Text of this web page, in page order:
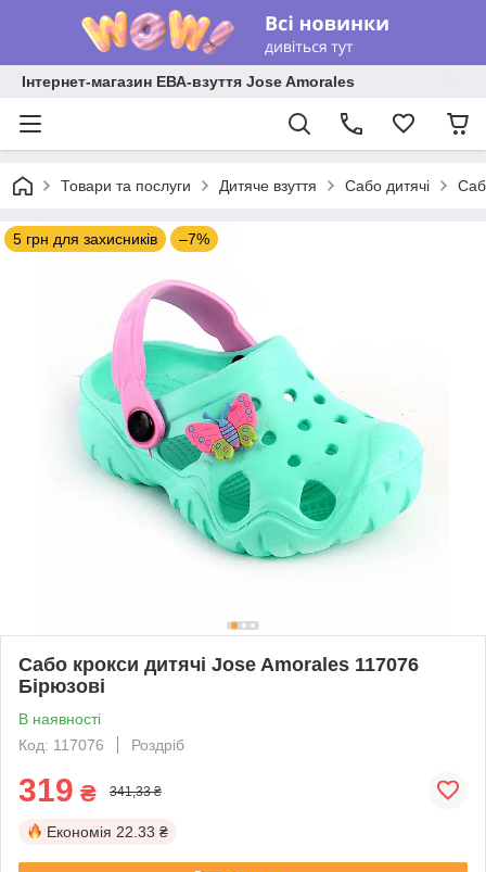
Інтернет-магазин ЕВА-взуття Jose Amorales
Товари та послуги Дитяче взуття Сабо дитячі
5 грн для захисників –7%
Сабо крокси дитячі Jose Amorales 117076
Бірюзові
В наявності
Код: 117076
Роздріб
319 ₴ 341,33 ₴
Економія 22.33 ₴